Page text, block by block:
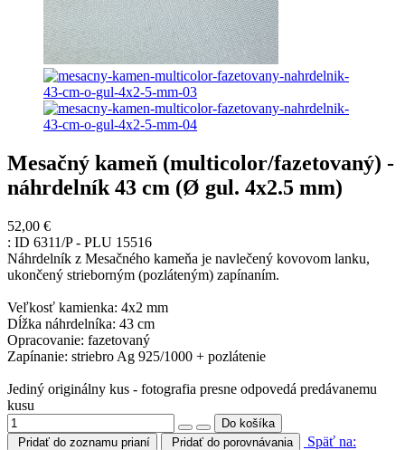
Mesačný kameň (multicolor/fazetovaný) -
náhrdelník 43 cm (Ø gul. 4x2.5 mm)
52,00 €
: ID 6311/P - PLU 15516
Náhrdelník z Mesačného kameňa je navlečený kovovom lanku,
ukončený strieborným (pozláteným) zapínaním.
Veľkosť kamienka: 4x2 mm
Dĺžka náhrdelníka: 43 cm
Opracovanie: fazetovaný
Zapínanie: striebro Ag 925/1000 + pozlátenie
Jediný originálny kus - fotografia presne odpovedá predávanemu
kusu
Pridať do zoznamu prianí Pridať do porovnávania
Späť na: